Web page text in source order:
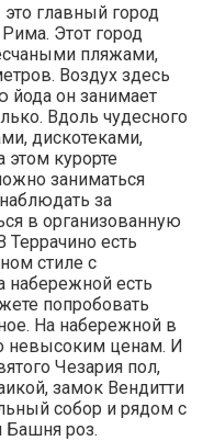
главный город
Этот город
пляжами,
Воздух здесь
йода он занимает
Вдоль чудесного
дискотеками,
курорте
заниматься
за
в организованную
Террачино есть
стиле с
набережной есть
попробовать
На набережной в
невысоким ценам. И
Чезария пол,
замок Вендитти
собор и рядом с
Башня роз.